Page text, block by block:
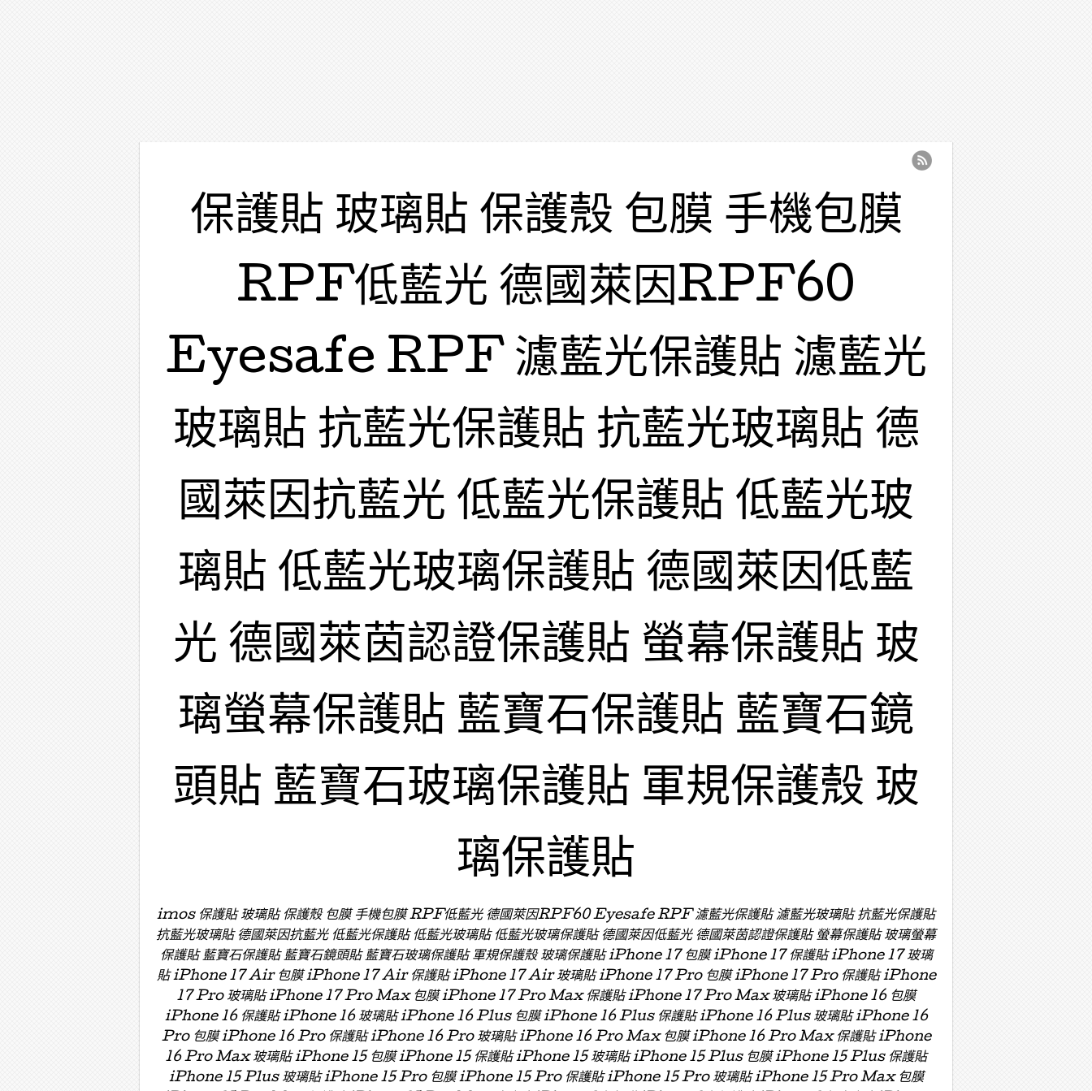
保護貼 玻璃貼 保護殼 包膜 手機包膜
RPF低藍光 德國萊因RPF60
Eyesafe RPF 濾藍光保護貼 濾藍光
玻璃貼 抗藍光保護貼 抗藍光玻璃貼 德
國萊因抗藍光 低藍光保護貼 低藍光玻
璃貼 低藍光玻璃保護貼 德國萊因低藍
光 德國萊茵認證保護貼 螢幕保護貼 玻
璃螢幕保護貼 藍寶石保護貼 藍寶石鏡
頭貼 藍寶石玻璃保護貼 軍規保護殼 玻
璃保護貼
imos 保護貼 玻璃貼 保護殼 包膜 手機包膜 RPF低藍光 德國萊因RPF60 Eyesafe RPF 濾藍光保護貼 濾藍光玻璃貼 抗藍光保護貼
抗藍光玻璃貼 德國萊因抗藍光 低藍光保護貼 低藍光玻璃貼 低藍光玻璃保護貼 德國萊因低藍光 德國萊茵認證保護貼 螢幕保護貼 玻璃螢幕
保護貼 藍寶石保護貼 藍寶石鏡頭貼 藍寶石玻璃保護貼 軍規保護殼 玻璃保護貼 iPhone 17 包膜 iPhone 17 保護貼 iPhone 17 玻璃
貼 iPhone 17 Air 包膜 iPhone 17 Air 保護貼 iPhone 17 Air 玻璃貼 iPhone 17 Pro 包膜 iPhone 17 Pro 保護貼 iPhone
17 Pro 玻璃貼 iPhone 17 Pro Max 包膜 iPhone 17 Pro Max 保護貼 iPhone 17 Pro Max 玻璃貼 iPhone 16 包膜
iPhone 16 保護貼 iPhone 16 玻璃貼 iPhone 16 Plus 包膜 iPhone 16 Plus 保護貼 iPhone 16 Plus 玻璃貼 iPhone 16
Pro 包膜 iPhone 16 Pro 保護貼 iPhone 16 Pro 玻璃貼 iPhone 16 Pro Max 包膜 iPhone 16 Pro Max 保護貼 iPhone
16 Pro Max 玻璃貼 iPhone 15 包膜 iPhone 15 保護貼 iPhone 15 玻璃貼 iPhone 15 Plus 包膜 iPhone 15 Plus 保護貼
iPhone 15 Plus 玻璃貼 iPhone 15 Pro 包膜 iPhone 15 Pro 保護貼 iPhone 15 Pro 玻璃貼 iPhone 15 Pro Max 包膜